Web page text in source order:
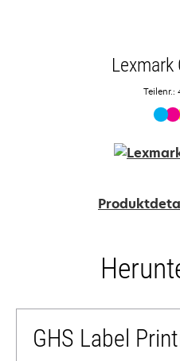
Lexmark
Teilenr.:
GHS Label